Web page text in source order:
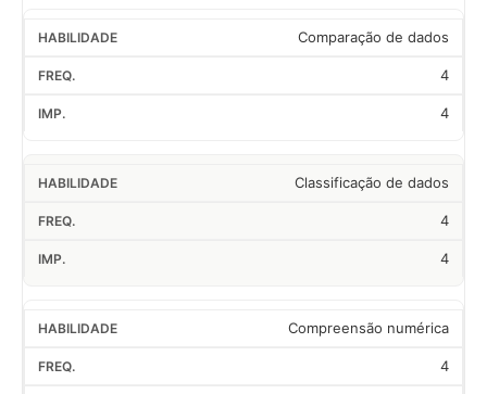
Comparação de dados
4
4
Classificação de dados
4
4
Compreensão numérica
4